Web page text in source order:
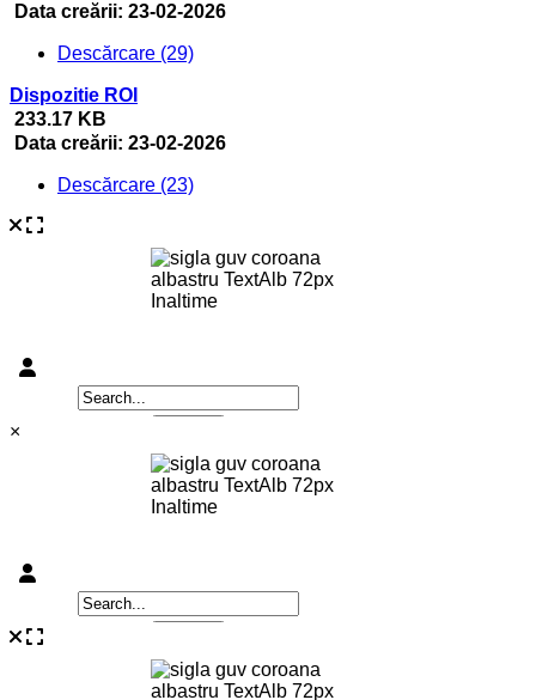
Data creării: 23-02-2026
Descărcare (29)
Dispozitie ROI
233.17 KB
Data creării: 23-02-2026
Descărcare (23)
×